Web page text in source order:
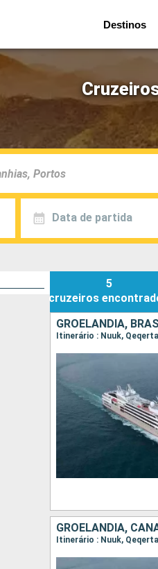
Destinos
Data de partida
5
cruzeiros
GROELÂNDIA,
GROELÂNDIA,